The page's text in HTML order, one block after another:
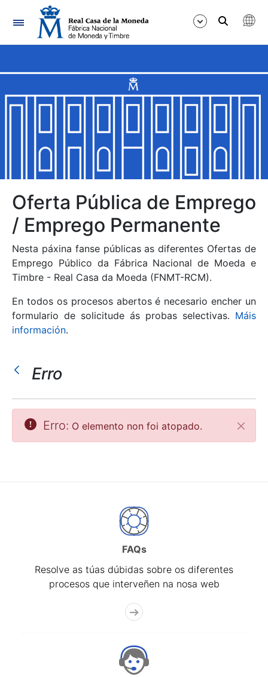
Navegación
Mostrar/Ocultar
Mostrar/Ocultar
Mostrar/Ocultar
Mostrar/Ocultar
Mostrar/Ocultar
Oferta Pública de Emprego
/ Emprego Permanente
Nesta páxina fanse públicas as diferentes Ofertas de
Emprego Público da Fábrica Nacional de Moeda e
Timbre - Real Casa da Moeda (FNMT-RCM).
En todos os procesos abertos é necesario encher un
formulario de solicitude ás probas selectivas. Máis
información.
Erro
Erro: O elemento non foi atopado.
FAQs
Resolve as túas dúbidas sobre os diferentes
procesos que interveñen na nosa web